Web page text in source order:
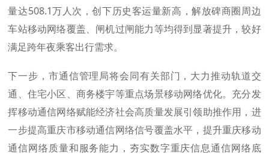
量达508.1万人次，创下历史客运量新高，解放碑商圈周边
车站移动网络覆盖、闸机过闸能力等均得到显著提升，较好
满足跨年夜乘客出行需求。
下一步，市通信管理局将会同有关部门，大力推动轨道交
通、住宅小区、商务楼宇等重点场景移动网络优化。充分发
挥移动通信网络赋能经济社会高质量发展引领助推作用，进
一步提高重庆市移动通信网络信号覆盖水平，提升重庆移动
通信网络质量和服务能力，夯实数字重庆信息通信网络底